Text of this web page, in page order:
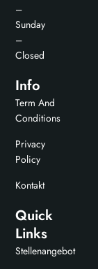
–
Sunday
–
Closed
Info
Term And
Conditions
Privacy
Policy
Kontakt
Quick
Links
Stellenangebot